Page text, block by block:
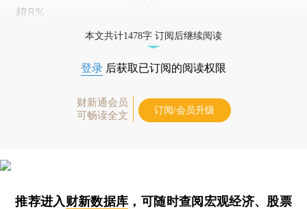
超8%。
本文共计1478字 订阅后继续阅读
登录 后获取已订阅的阅读权限
财新通会员
可畅读全文
订阅/会员升级
推荐进入财新数据库 ，可随时查阅宏观经济、股票